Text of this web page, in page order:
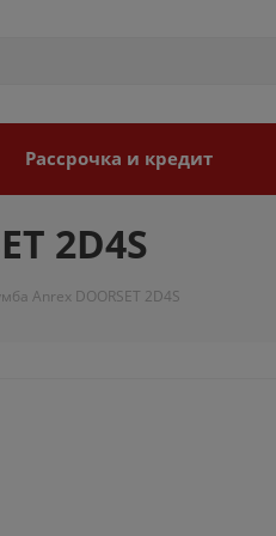
Рассрочка и кредит
2D4S
Anrex DOORSET 2D4S